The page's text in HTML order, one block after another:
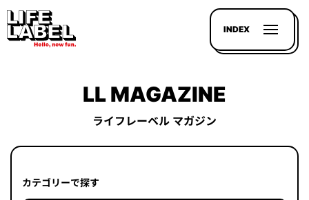
INDEX
LL MAGAZINE
ライフレーベル マガジン
カテゴリーで探す